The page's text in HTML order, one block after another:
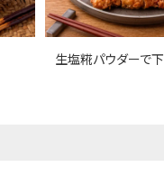
生塩糀パウダーで